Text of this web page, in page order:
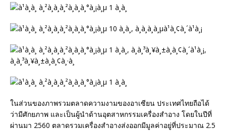
ในส่วนของภาพรวมตลาดความงามของอาเซียน ประเทศไทยถือได้
ว่ามีศักยภาพ และเป็นผู้นำด้านอุตสาหกรรมเครื่องสำอาง โดยในปีที่
ผ่านมา 2560 ตลาดรวมเครื่องสำอางส่งออกมีมูลค่าอยู่ที่ประมาณ 2.5